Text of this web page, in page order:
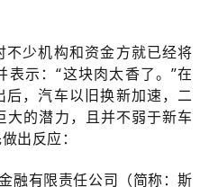
不少机构和资金方就已经将
示：“这块肉太香了。”在
后，汽车以旧换新加速，二
的潜力，且并不弱于新车
出反应：
融有限责任公司（简称：斯